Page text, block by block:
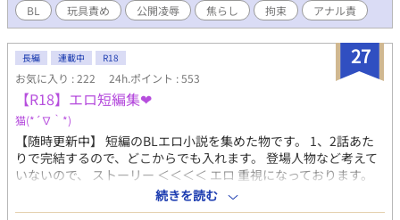
BL 玩具責め 公開凌辱 焦らし 拘束 アナル責
27
長編 連載中 R18
お気に入り : 222 24h.ポイント : 553
【R18】エロ短編集‪‪❤︎‬
猫(*´∇｀*)
【随時更新中】 短編のBLエロ小説を集めた物です。 1、2話あた
りで完結するので、どこからでも入れます。 登場人物など考えて
いないので、 ストーリー ＜＜＜＜ エロ 重視になっております。
エロいのが読みたい！という時に読んで貰えると幸いです。 見た
いシチュ❤︎、リクエストなど是非！ https://marshmallow-
続きを読む